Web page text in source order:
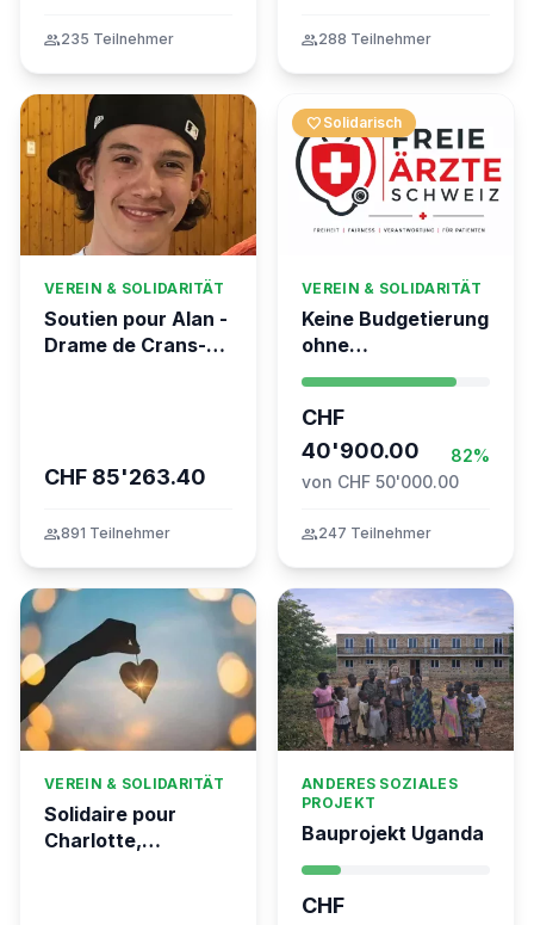
group235 Teilnehmer group288 Teilnehmer
VEREIN & SOLIDARITÄT
Soutien pour Alan -
Drame de Crans-
CHF 85'263.40
group891 Teilnehmer
favorite Solidarisch
VEREIN & SOLIDARITÄT
Keine Budgetierung
ohne
Mitgliederentscheid
Höchstgrenze
unabhängig prüfen
CHF
40'900.00
82%
von CHF 50'000.00
group247 Teilnehmer
VEREIN & SOLIDARITÄT
Solidaire pour
Charlotte,
ANDERES SOZIALES
PROJEKT
Bauprojekt Uganda
CHF